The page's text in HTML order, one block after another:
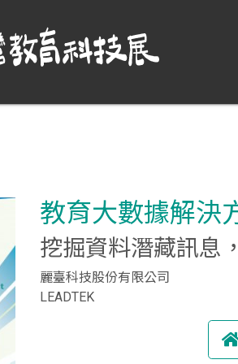
教育大數據解決
挖掘資料潛藏訊息
麗臺科技股份有限公司
LEADTEK